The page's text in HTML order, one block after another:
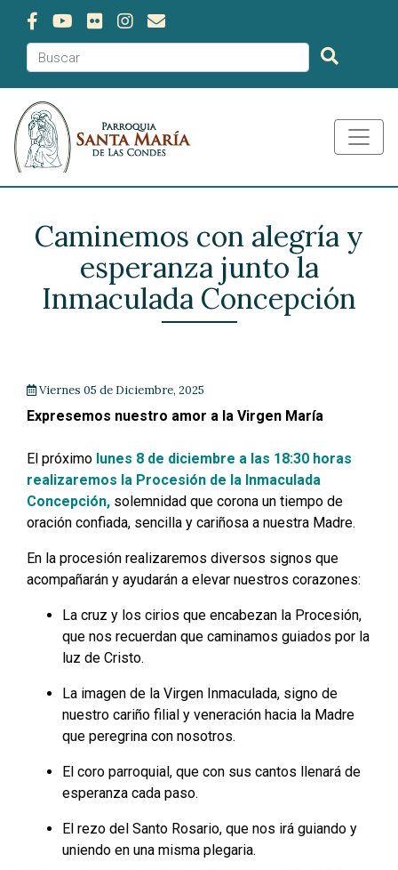
Caminemos con alegría y
esperanza junto la
Inmaculada Concepción
Viernes 05 de Diciembre, 2025
Expresemos nuestro amor a la Virgen María
El próximo lunes 8 de diciembre a las 18:30 horas
realizaremos la Procesión de la Inmaculada
Concepción, solemnidad que corona un tiempo de
oración confiada, sencilla y cariñosa a nuestra Madre.
En la procesión realizaremos diversos signos que
acompañarán y ayudarán a elevar nuestros corazones:
La cruz y los cirios que encabezan la Procesión,
que nos recuerdan que caminamos guiados por la
luz de Cristo.
La imagen de la Virgen Inmaculada, signo de
nuestro cariño filial y veneración hacia la Madre
que peregrina con nosotros.
El coro parroquial, que con sus cantos llenará de
esperanza cada paso.
El rezo del Santo Rosario, que nos irá guiando y
uniendo en una misma plegaria.